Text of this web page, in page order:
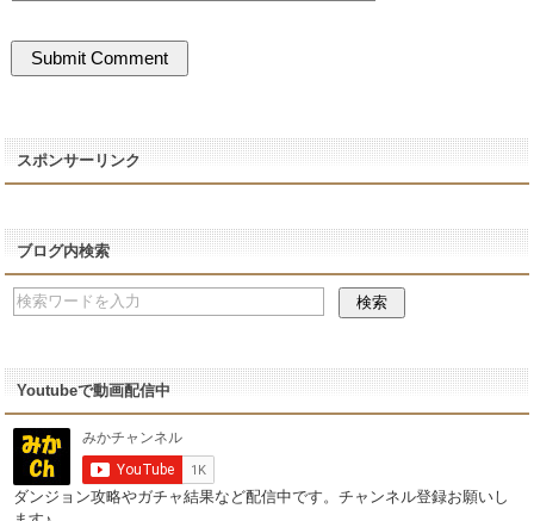
スポンサーリンク
ブログ内検索
Youtubeで動画配信中
ダンジョン攻略やガチャ結果など配信中です。チャンネル登録お願いし